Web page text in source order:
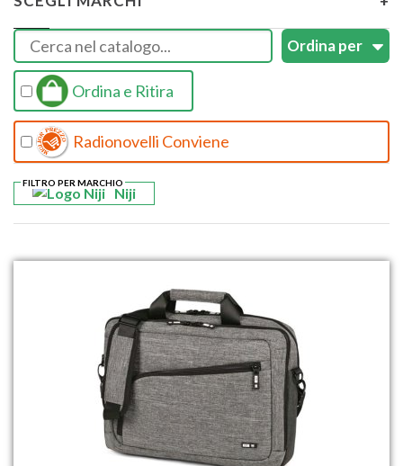
Ordina e Ritira
Radionovelli Conviene
Niji
FILTRO PER MARCHIO